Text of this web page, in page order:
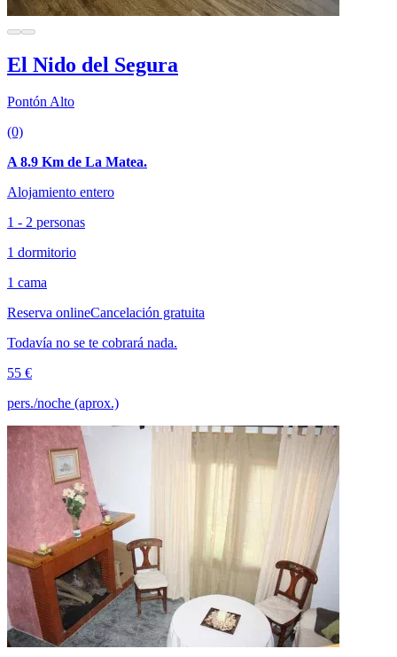
El Nido del Segura
Pontón Alto
(0)
A 8.9 Km de La Matea.
Alojamiento entero
1 - 2 personas
1 dormitorio
1 cama
Reserva onlineCancelación gratuita
Todavía no se te cobrará nada.
55 €
pers./noche (aprox.)